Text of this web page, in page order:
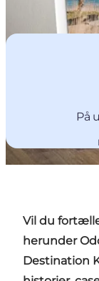
På
Vil du
herunder
Destination